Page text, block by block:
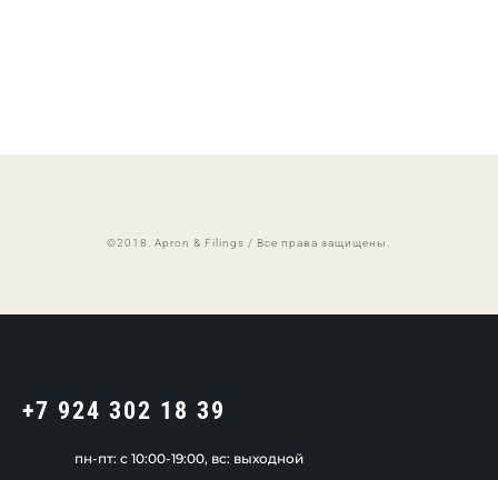
©2018. Apron & Filings / Все права защищены.
+7 924 302 18 39
пн-пт: c 10:00-19:00, вс: выходной